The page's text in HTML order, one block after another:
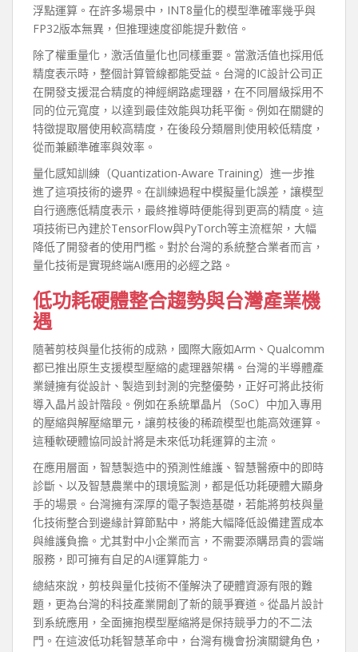
浮點運算。在許多場景中，INT8量化的模型準確率幾乎與
FP32版本無異，但推理速度卻能提升數倍。
除了權重量化，激活值量化也同樣重要。當激活值也採用低
精度表示時，整個計算管線都能受益。台灣的IC設計公司正
在開發支援混合精度的神經網路處理器，在不同層級採用不
同的位元寬度，以達到最佳效能與功耗平衡。例如在關鍵的
特徵提取層使用較高精度，在後段分類層則使用較低精度，
從而兼顧準確率與效率。
量化感知訓練（Quantization-Aware Training）進一步推
進了這項技術的邊界。在訓練過程中模擬量化誤差，讓模型
自行適應低精度表示，最終推導時便能得到更高的精度。這
項技術已內建於TensorFlow與PyTorch等主流框架，大幅
降低了開發者的使用門檻。對於台灣的系統整合業者而言，
量化技術是實現終端AI應用的必經之路。
低功耗硬體整合趨勢與台灣產業機
遇
隨著剪枝與量化技術的成熟，國際大廠如Arm、Qualcomm
都已推出原生支援模型壓縮的處理器架構。台灣的半導體產
業鏈擁有從設計、製造到封測的完整優勢，正好可將此技術
導入晶片設計階段。例如在系統單晶片（SoC）中加入專用
的壓縮與解壓縮單元，讓剪枝後的稀疏模型也能高效運算。
這種軟硬體協同設計將是未來低功耗運算的主流。
在應用層面，智慧製造中的預測性維護、智慧醫療中的即時
診斷、以及智慧農業中的環境監測，都是低功耗硬體大顯身
手的場景。台灣擁有深厚的電子製造基礎，若能將剪枝與量
化技術整合到邊緣計算節點中，將能大幅降低設備建置成本
與維護負擔。尤其對中小企業而言，不需要添購昂貴的雲端
服務，即可擁有自足的AI運算能力。
總結來說，剪枝與量化技術不僅解決了硬體資源有限的難
題，更為台灣的科技產業開創了新的競爭賽道。從晶片設計
到系統應用，全面擁抱模型壓縮將是保持競爭力的不二法
門。在這波低功耗智慧革命中，台灣有機會扮演關鍵角色，